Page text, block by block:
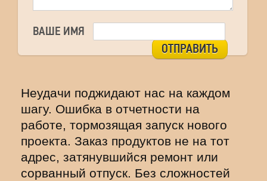
ВАШЕ ИМЯ
ОТПРАВИТЬ
Неудачи поджидают нас на каждом
шагу. Ошибка в отчетности на
работе, тормозящая запуск нового
проекта. Заказ продуктов не на тот
адрес, затянувшийся ремонт или
сорванный отпуск. Без сложностей